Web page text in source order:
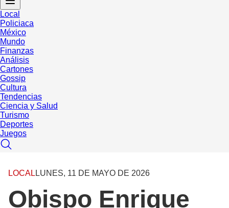
Local
Policiaca
México
Mundo
Finanzas
Análisis
Cartones
Gossip
Cultura
Tendencias
Ciencia y Salud
Turismo
Deportes
Juegos
LOCAL LUNES, 11 DE MAYO DE 2026
Obispo Enrique